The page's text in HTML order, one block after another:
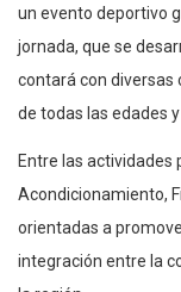
un evento deportivo
jornada, que se
contará con diversas
de todas las edades
Entre las actividades
Acondicionamiento,
orientadas a
integración entre la